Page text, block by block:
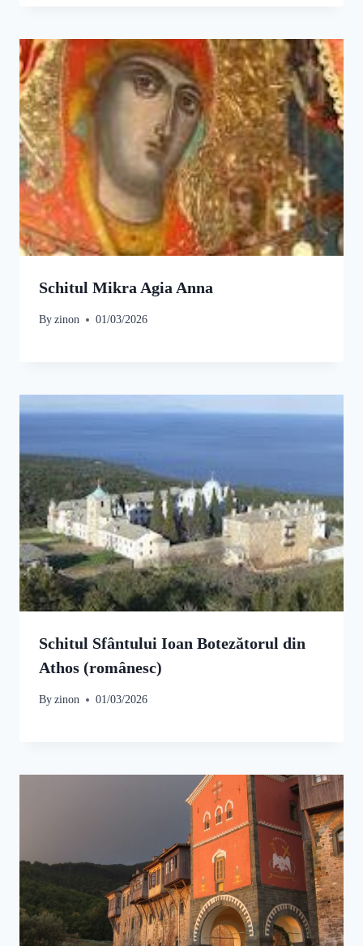
Schitul Mikra Agia Anna
Byzinon 01/03/2026
Schitul Sfântului Ioan Botezătorul din
Athos (românesc)
Byzinon 01/03/2026